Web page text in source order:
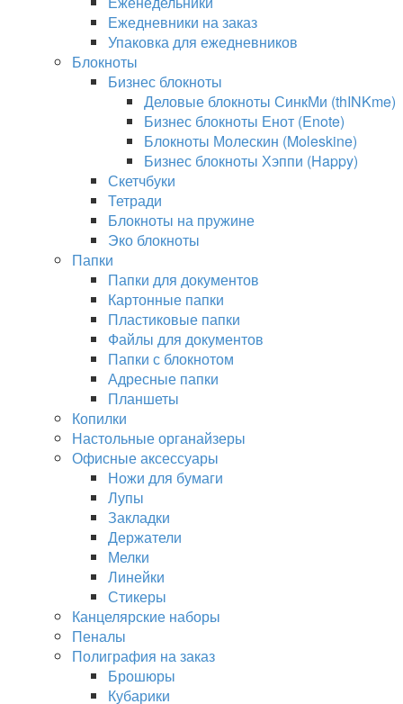
Ежедневники на заказ
Упаковка для ежедневников
Блокноты
Бизнес блокноты
Деловые блокноты СинкМи (thINKme)
Бизнес блокноты Енот (Enote)
Блокноты Молескин (Moleskine)
Бизнес блокноты Хэппи (Happy)
Скетчбуки
Тетради
Блокноты на пружине
Эко блокноты
Папки
Папки для документов
Картонные папки
Пластиковые папки
Файлы для документов
Папки с блокнотом
Адресные папки
Планшеты
Копилки
Настольные органайзеры
Офисные аксессуары
Ножи для бумаги
Лупы
Закладки
Держатели
Мелки
Линейки
Стикеры
Канцелярские наборы
Пеналы
Полиграфия на заказ
Брошюры
Кубарики